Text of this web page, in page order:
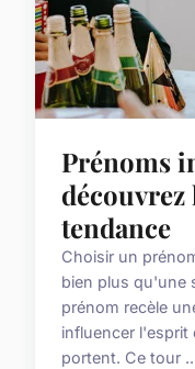
Prénoms
tendance
Choisir un
bien plus qu'une
prénom recèle
influencer l'esprit
portent. Ce tour